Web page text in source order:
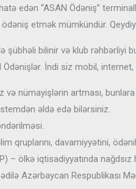
edən “ASAN Ödəniş”
etmək mümkündür.
şübhəli bilinir və klub rəhbərliyi
İndi siz mobil,
və nümayişlərin artması,
əldə edə bilərsiniz.
qruplarını, davamiyyətini,
– ölkə iqtisadiyyatında
Azərbaycan Respublikası